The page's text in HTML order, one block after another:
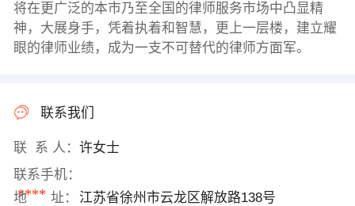
将在更广泛的本市乃至全国的律师服务市场中凸显精
神，大展身手，凭着执着和智慧，更上一层楼，建立耀
眼的律师业绩，成为一支不可替代的律师方面军。
联系我们
联 系 人： 许女士
联系手机：
****
地 址： 江苏省徐州市云龙区解放路138号